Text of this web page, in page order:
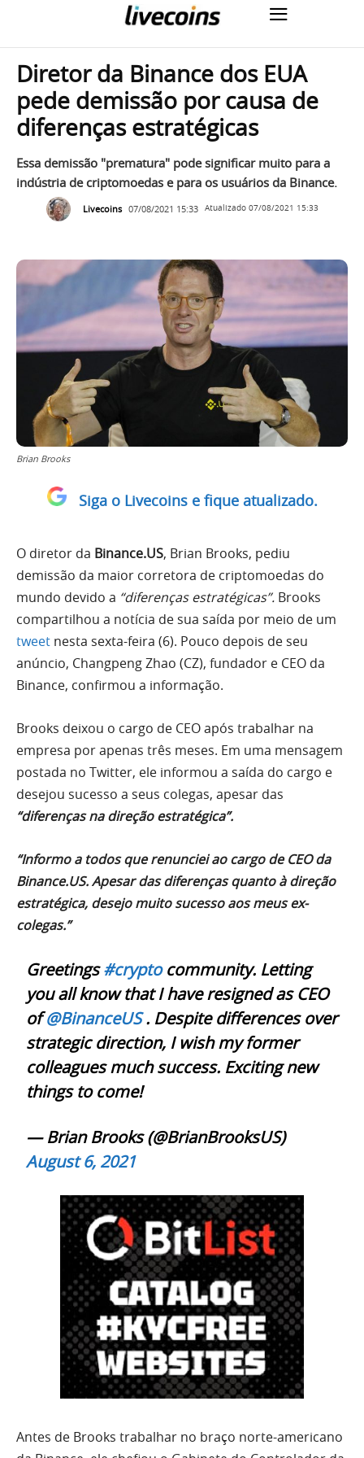
Diretor da Binance dos EUA
pede demissão por causa de
diferenças estratégicas
Essa demissão "prematura" pode significar muito para a
indústria de criptomoedas e para os usuários da Binance.
Livecoins 07/08/2021 15:33 Atualizado 07/08/2021 15:33
Brian Brooks
Siga o Livecoins e fique atualizado.
O diretor da Binance.US, Brian Brooks, pediu
demissão da maior corretora de criptomoedas do
mundo devido a “diferenças estratégicas”. Brooks
compartilhou a notícia de sua saída por meio de um
tweet nesta sexta-feira (6). Pouco depois de seu
anúncio, Changpeng Zhao (CZ), fundador e CEO da
Binance, confirmou a informação.
Brooks deixou o cargo de CEO após trabalhar na
empresa por apenas três meses. Em uma mensagem
postada no Twitter, ele informou a saída do cargo e
desejou sucesso a seus colegas, apesar das
“diferenças na direção estratégica”.
“Informo a todos que renunciei ao cargo de CEO da
Binance.US. Apesar das diferenças quanto à direção
estratégica, desejo muito sucesso aos meus ex-
colegas.”
Greetings#cryptocommunity. Letting
you all know that I have resigned as CEO
of ⁦⁦⁦@BinanceUS⁩ . Despite differences over
strategic direction, I wish my former
colleagues much success. Exciting new
things to come!
— Brian Brooks (@BrianBrooksUS)
August 6, 2021
Antes de Brooks trabalhar no braço norte-americano